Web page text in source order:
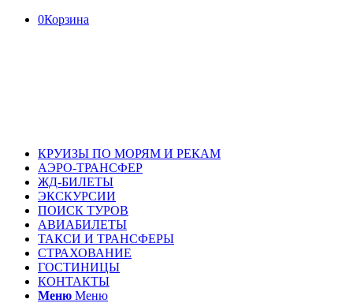
0Корзина
КРУИЗЫ ПО МОРЯМ И РЕКАМ
АЭРО-ТРАНСФЕР
ЖД-БИЛЕТЫ
ЭКСКУРСИИ
ПОИСК ТУРОВ
АВИАБИЛЕТЫ
ТАКСИ И ТРАНСФЕРЫ
СТРАХОВАНИЕ
ГОСТИНИЦЫ
КОНТАКТЫ
Меню Меню